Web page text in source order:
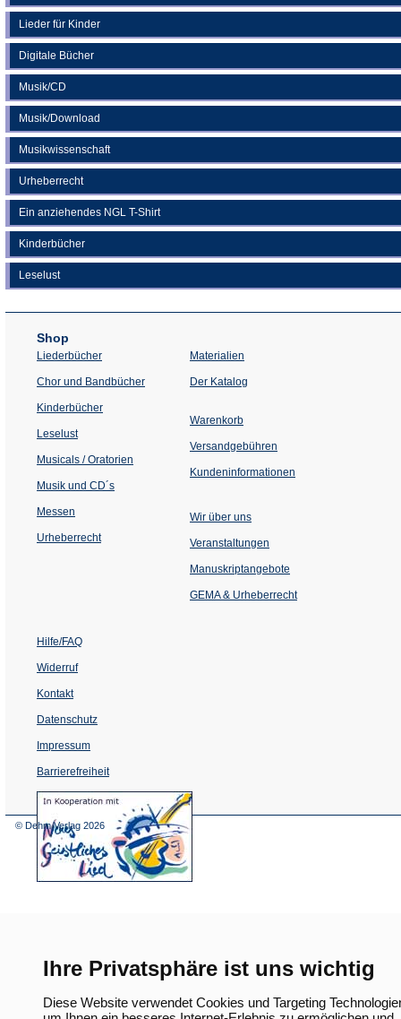
Ihre Privatsphäre ist uns wichtig
Diese Website verwendet Cookies und Targeting
Lieder für Kinder
Digitale Bücher
Musik/CD
Musik/Download
Musikwissenschaft
Urheberrecht
Ein anziehendes NGL T-Shirt
Kinderbücher
Leselust
Shop
Liederbücher
Chor und Bandbücher
Kinderbücher
Leselust
Musicals / Oratorien
Musik und CD´s
Messen
Urheberrecht
Materialien
Der Katalog
Warenkorb
Versandgebühren
Kundeninformationen
Wir über uns
Veranstaltungen
einem
Tab)
Manuskriptangebote
GEMA & Urheberrecht
Hilfe/FAQ
Widerruf
Kontakt
Datenschutz
Impressum
Barrierefreiheit
(Öffnet
in
© Dehm Verlag 2026